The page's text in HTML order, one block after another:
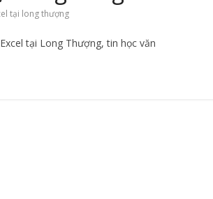
tại long thượng
tại Long Thượng, tin học văn